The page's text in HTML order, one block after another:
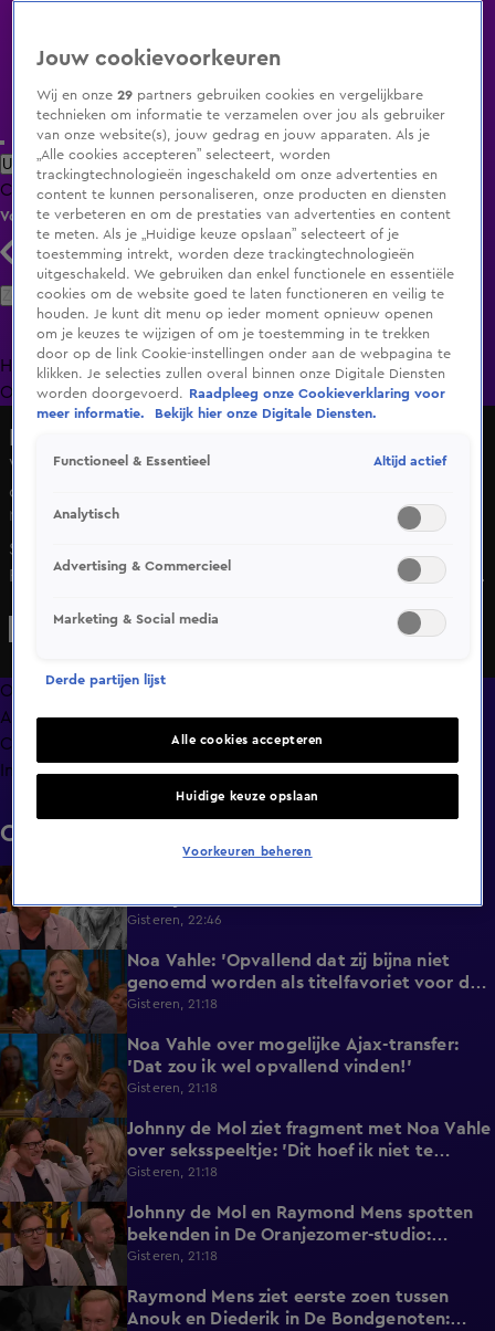
Uitzending Gemist Populaire programma's Zenders Genres
ClipsFilmsRadioSmart TV inlogShop
Volg KIJK
Zoeken
HomeUitzending Gemist Programma's De Bondgenoten
OranjezomerLivestreamsShop
Vrouw in De Oranjezomer-publiek in tranen om verhaal
over zwerfhonden op Curaçao: 'Hartverscheurend'
Ma 8 juni, 21:36
Suzanne Renardel de Lavalette is namens ‘Street To Home
Foundation’ te gast bij De Oranjezomer om te praten over
geweest bij een hondenasiel en het treurige verhaal over
een vrouw uit het publiek.
Overzicht
Afleveringen
Clips
Info
Clips
0:13
Gisteren, 22:46
3:24
Noa Vahle: 'Opvallend dat zij bijna niet
genoemd worden als titelfavoriet voor de
Eredivisie!'
Gisteren, 21:18
0:49
Noa Vahle over mogelijke Ajax-transfer:
'Dat zou ik wel opvallend vinden!'
Gisteren, 21:18
2:12
Johnny de Mol ziet fragment met Noa Vahle
over seksspeeltje: 'Dit hoef ik niet te
horen!'
Gisteren, 21:18
0:27
Johnny de Mol en Raymond Mens spotten
bekenden in De Oranjezomer-studio:
'Hooggeëerd publiek!'
Gisteren, 21:18
Raymond Mens ziet eerste zoen tussen
Anouk en Diederik in De Bondgenoten:
Jouw cookievoorkeuren
Wij en onze29 partners gebruiken cookies en vergelijkbare
technieken om informatie te verzamelen over jou als gebruiker
van onze website(s), jouw gedrag en jouw apparaten. Als je
„Alle cookies accepteren” selecteert, worden
trackingtechnologieën ingeschakeld om onze advertenties en
content te kunnen personaliseren, onze producten en diensten
te verbeteren en om de prestaties van advertenties en content
te meten. Als je „Huidige keuze opslaan” selecteert of je
toestemming intrekt, worden deze trackingtechnologieën
uitgeschakeld. We gebruiken dan enkel functionele en essentiële
cookies om de website goed te laten functioneren en veilig te
houden. Je kunt dit menu op ieder moment opnieuw openen
om je keuzes te wijzigen of om je toestemming in te trekken
door op de link Cookie-instellingen onder aan de webpagina te
klikken. Je selecties zullen overal binnen onze Digitale Diensten
worden doorgevoerd.
Raadpleeg onze Cookieverklaring voor
meer informatie.
Bekijk hier onze Digitale Diensten.
Functioneel & Essentieel Altijd actief
Analytisch
Advertising & Commercieel
Marketing & Social media
Derde partijen lijst
Alle cookies accepteren
Huidige keuze opslaan
Voorkeuren beheren